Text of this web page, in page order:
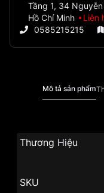
Tầng 1, 34
Hồ Chí Minh
Liên
0585215215
Mô tả sản phẩm
SKU